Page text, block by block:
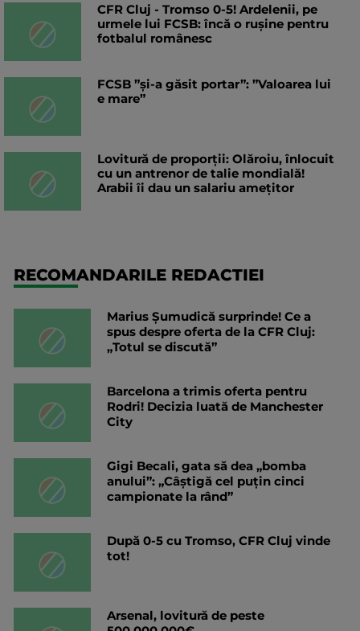
CFR Cluj - Tromso 0-5! Ardelenii, pe
urmele lui FCSB: încă o rușine pentru
fotbalul românesc
FCSB ”și-a găsit portar”: ”Valoarea lui
e mare”
Lovitură de proporții: Olăroiu, înlocuit
cu un antrenor de talie mondială!
Arabii îi dau un salariu amețitor
RECOMANDARILE REDACTIEI
Marius Șumudică surprinde! Ce a
spus despre oferta de la CFR Cluj:
„Totul se discută”
Barcelona a trimis oferta pentru
Rodri! Decizia luată de Manchester
City
Gigi Becali, gata să dea „bomba
anului”: „Câștigă cel puțin cinci
campionate la rând”
După 0-5 cu Tromso, CFR Cluj vinde
tot!
Arsenal, lovitură de peste